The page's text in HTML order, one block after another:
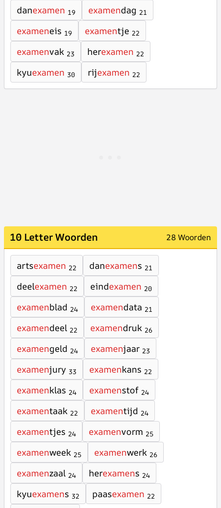
danexamen 19 examendag 21
exameneis 19 examentje 22
examenvak 23 herexamen 22
kyuexamen 30 rijexamen 22
10 Letter Woorden 28 Woorden
artsexamen 22 danexamens 21
deelexamen 22 eindexamen 20
examenblad 24 examendata 21
examendeel 22 examendruk 26
examengeld 24 examenjaar 23
examenjury 33 examenkans 22
examenklas 24 examenstof 24
examentaak 22 examentijd 24
examentjes 24 examenvorm 25
examenweek 25 examenwerk 26
examenzaal 24 herexamens 24
kyuexamens 32 paasexamen 22